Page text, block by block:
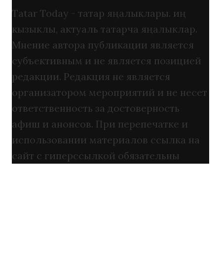
Tatar Today - татар яңалыклары. иң
кызыклы, актуаль татарча яңалыклар.
Мнение автора публикации является
субъективным и не является позицией
редакции. Редакция не является
организатором мероприятий и не несет
ответственность за достоверность
афиш и анонсов. При перепечатке и
использовании материалов ссылка на
сайт с гиперссылкой обязательны